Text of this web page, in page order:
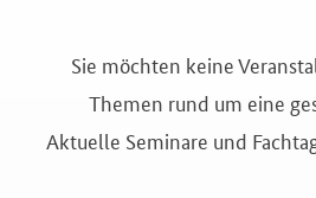
Sie möchten keine
Themen rund um eine
Aktuelle Seminare und